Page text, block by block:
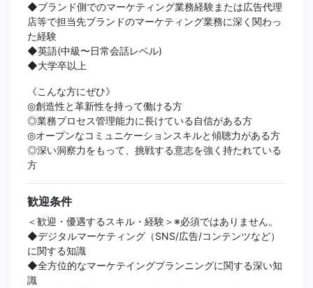
◆ブランド側でのマーケティング業務経験または広告代理
店等で担当先ブランドのマーケティング業務に深く関わっ
た経験
◆英語(中級〜日常会話レベル)
◆大学卒以上
《こんな方にぜひ》
◎創造性と革新性を持って働ける方
◎業務プロセス管理能力に長けている自信がある方
◎オープンなコミュニケーションスキルと傾聴力がある方
◎深い洞察力をもって、挑戦する意志を強く持たれている
方
歓迎条件
＜歓迎・優遇するスキル・経験＞※必須ではありません。
◆デジタルマーケティング（SNS/広告/コンテンツなど）
に関する知識
◆全方位的なマーケテイングプランニングに関する深い知
識